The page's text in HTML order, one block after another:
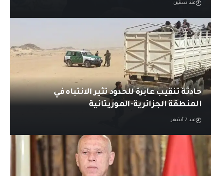
منذ سنتين
حادثة تنقيب عابرة للحدود تثير الانتباه في
المنطقة الجزائرية-الموريتانية
منذ 7 أشهر